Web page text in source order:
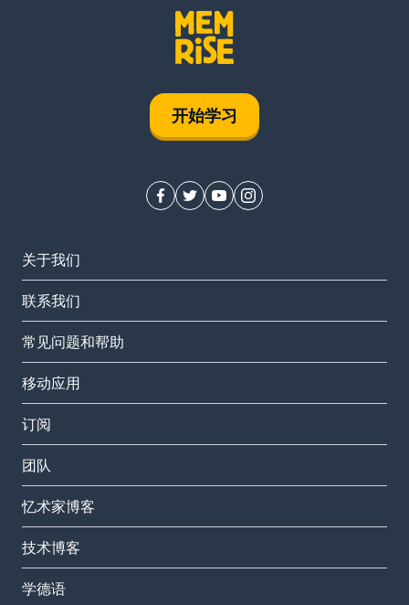
开始学习
关于我们
联系我们
常见问题和帮助
移动应用
订阅
团队
忆术家博客
技术博客
学德语